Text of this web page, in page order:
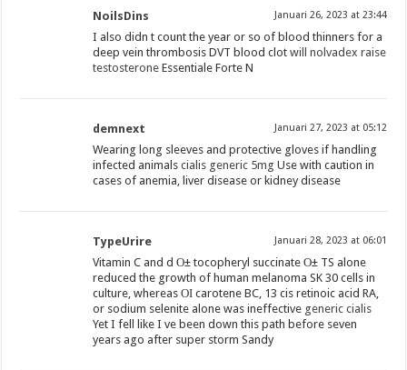
NoilsDins Januari 26, 2023 at 23:44
I also didn t count the year or so of blood thinners for a
deep vein thrombosis DVT blood clotwill nolvadex raise
testosterone Essentiale Forte N
demnext Januari 27, 2023 at 05:12
Wearing long sleeves and protective gloves if handling
infected animalscialis generic 5mg Use with caution in
cases of anemia, liver disease or kidney disease
TypeUrire Januari 28, 2023 at 06:01
Vitamin C and d О± tocopheryl succinate О± TS alone
reduced the growth of human melanoma SK 30 cells in
culture, whereas ОІ carotene BC, 13 cis retinoic acid RA,
or sodium selenite alone was ineffective generic cialis
Yet I fell like I ve been down this path before seven
years ago after super storm Sandy